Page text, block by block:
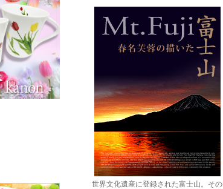
世界文化遺産に登録された富士山。その